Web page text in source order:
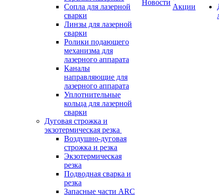
Сопла для лазерной
сварки
Линзы для лазерной
сварки
Ролики подающего
механизма для
лазерного аппарата
Каналы
направляющие для
лазерного аппарата
Уплотнительные
кольца для лазерной
сварки
Дуговая строжка и
экзотермическая резка
Воздушно-дуговая
строжка и резка
Экзотермическая
резка
Подводная сварка и
резка
Запасные части ARC
Новости
Акции